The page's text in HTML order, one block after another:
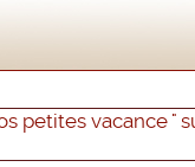
petites vacance "